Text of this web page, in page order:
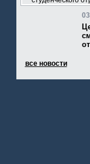
все новости